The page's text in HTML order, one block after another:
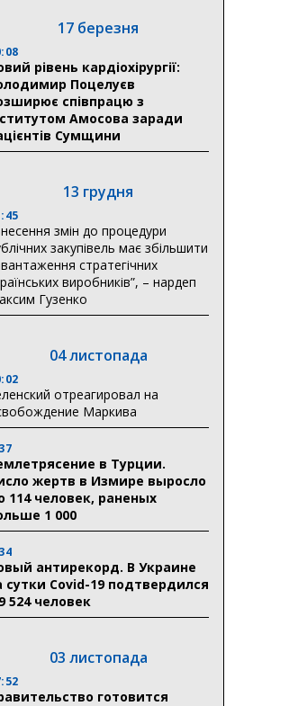
17 березня
рівень кардіохірургії:
Поцелуєв
співпрацю з
Амосова заради
Сумщини
13 грудня
змін до процедури
закупівель має збільшити
стратегічних
виробників”, – нардеп
Гузенко
04 листопада
отреагировал на
Маркива
в Турции.
жертв в Измире выросло
114 человек, раненых
1 000
антирекорд. В Украине
сутки Covid-19 подтвердился
524 человек
03 листопада
готовится